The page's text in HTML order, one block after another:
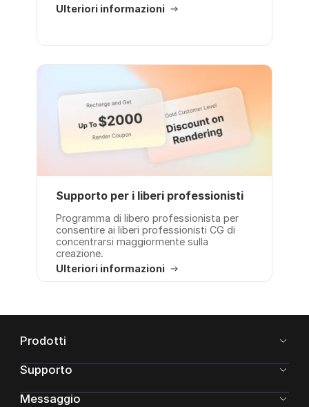
Ulteriori informazioni
Supporto per i liberi professionisti
Programma di libero professionista per
consentire ai liberi professionisti CG di
concentrarsi maggiormente sulla
creazione.
Ulteriori informazioni
Prodotti
Supporto
Messaggio